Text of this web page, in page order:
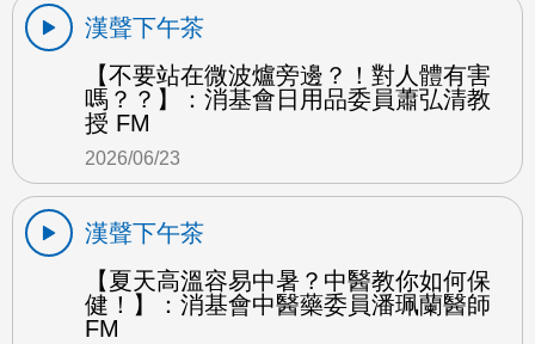
漢聲下午茶
【不要站在微波爐旁邊？！對人體有害
嗎？？】：消基會日用品委員蕭弘清教
授 FM
2026/06/23
漢聲下午茶
【夏天高溫容易中暑？中醫教你如何保
健！】：消基會中醫藥委員潘珮蘭醫師
FM